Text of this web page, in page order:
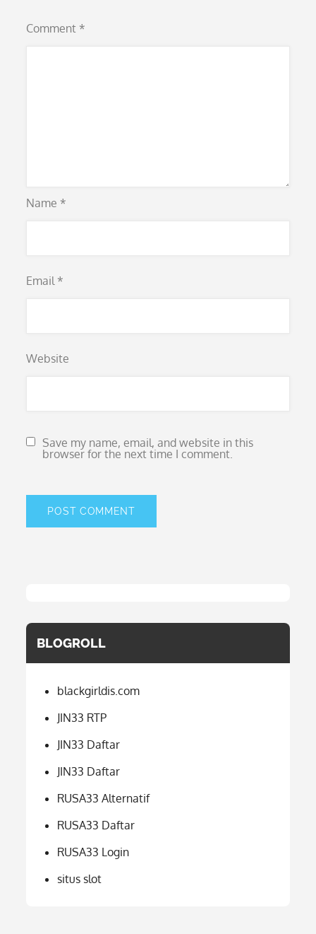
Comment *
Name *
Email *
Website
Save my name, email, and website in this
browser for the next time I comment.
BLOGROLL
blackgirldis.com
JIN33 RTP
JIN33 Daftar
JIN33 Daftar
RUSA33 Alternatif
RUSA33 Daftar
RUSA33 Login
situs slot